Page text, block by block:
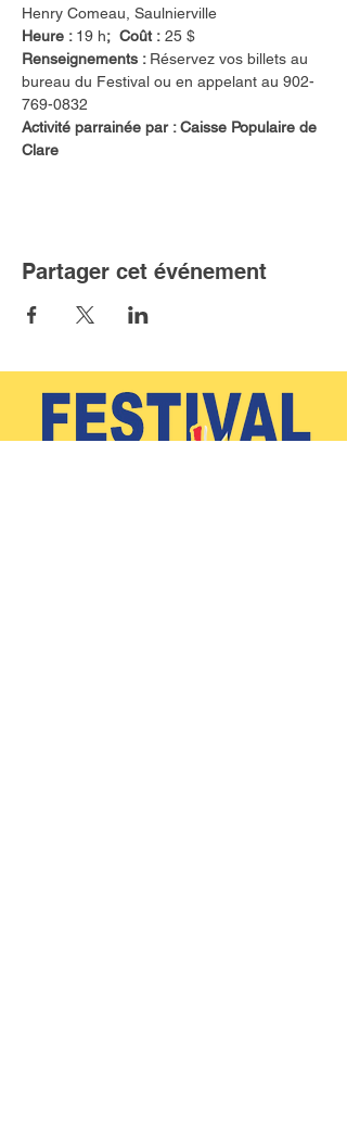
Henry Comeau, Saulnierville
Heure : 19 h;  Coût : 25 $
Renseignements : Réservez vos billets au
bureau du Festival ou en appelant au 902-
769-0832
Activité parrainée par : Caisse Populaire de
Clare
Partager cet événement